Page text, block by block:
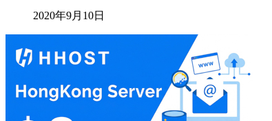
2020年9月10日